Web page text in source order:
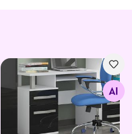
Kirjutuslaud Cloghroe 100
Otsi sarnaseid